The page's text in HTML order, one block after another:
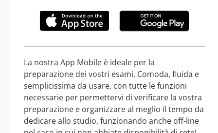
La nostra App Mobile è ideale per la
preparazione dei vostri esami. Comoda, fluida e
semplicissima da usare, con tutte le funzioni
necessarie per permettervi di verificare la vostra
preparazione e organizzare al meglio il tempo da
dedicare allo studio, funzionando anche off-line